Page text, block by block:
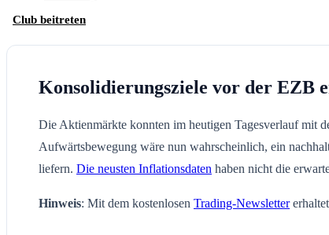
Club beitreten
Konsolidierungsziele vor der EZB
Die Aktienmärkte konnten im heutigen Tagesverlauf mit
Aufwärtsbewegung wäre nun wahrscheinlich, ein
liefern. Die neusten Inflationsdaten haben nicht die
Hinweis: Mit dem kostenlosen Trading-Newsletter